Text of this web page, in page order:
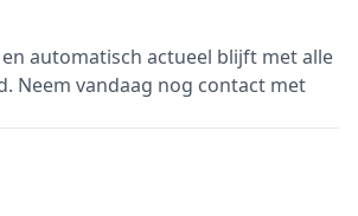
automatisch actueel blijft met alle
Neem vandaag nog contact met